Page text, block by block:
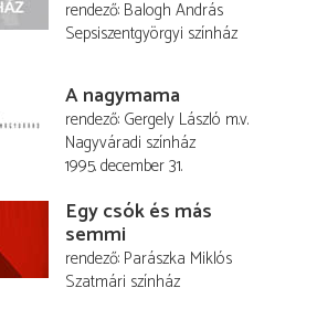
rendező Balogh András
Sepsiszentgyörgyi színház
A nagymama
rendező Gergely László m.v.
Nagyváradi színház
1995. december 31.
Egy csók és más
semmi
rendező Parászka Miklós
Szatmári színház